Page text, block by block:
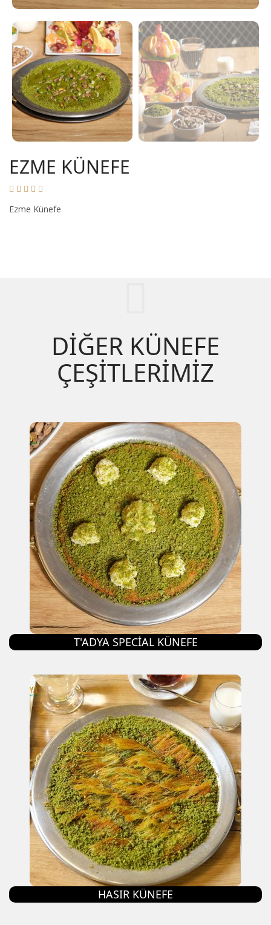
EZME KÜNEFE
Ezme Künefe
DİĞER KÜNEFE
ÇEŞİTLERİMİZ
T'ADYA SPECIAL KÜNEFE
HASIR KÜNEFE